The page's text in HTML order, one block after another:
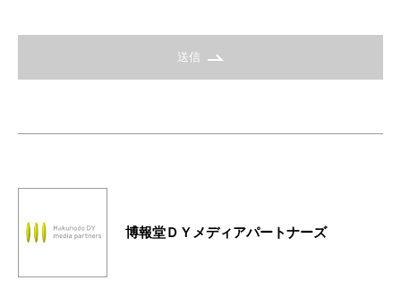
送信
博報堂ＤＹメディアパートナーズ